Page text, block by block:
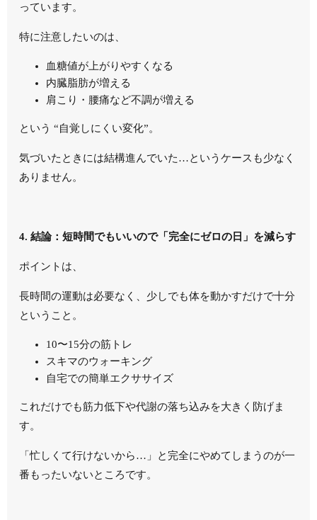
っています。
特に注意したいのは、
血糖値が上がりやすくなる
内臓脂肪が増える
肩こり・腰痛など不調が増える
という “自覚しにくい変化”。
気づいたときには結構進んでいた…というケースも少なく
ありません。
4. 結論：短時間でもいいので「完全にゼロの日」を減らす
ポイントは、
長時間の運動は必要なく、少しでも体を動かすだけで十分
ということ。
10〜15分の筋トレ
スキマのウォーキング
自宅での簡単エクササイズ
これだけでも筋力低下や代謝の落ち込みを大きく防げま
す。
「忙しくて行けないから…」と完全にやめてしまうのが一
番もったいないところです。